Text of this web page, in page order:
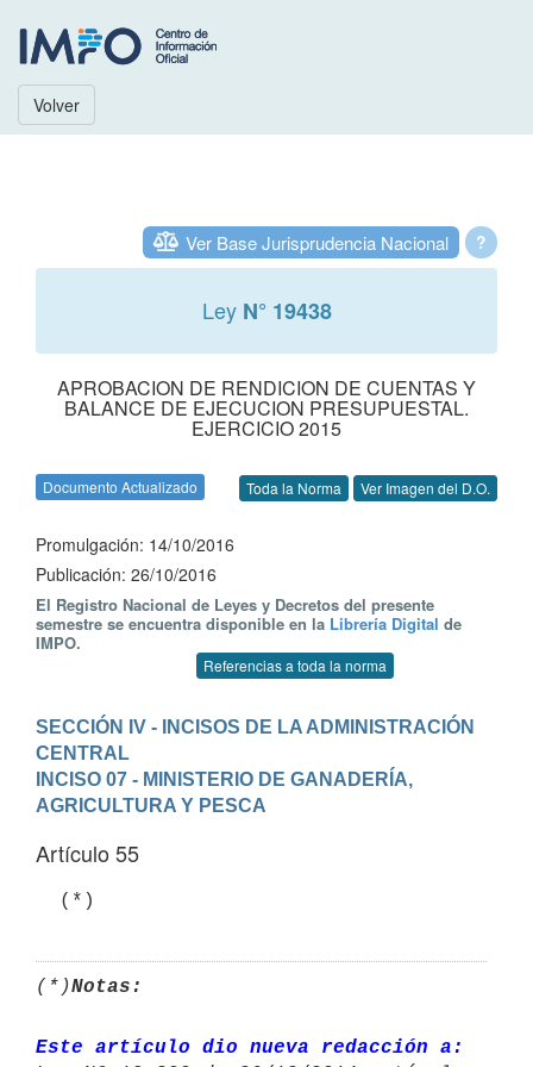
Volver
?
Ver Base Jurisprudencia Nacional
Ley N° 19438
APROBACION DE RENDICION DE CUENTAS Y
BALANCE DE EJECUCION PRESUPUESTAL.
EJERCICIO 2015
Documento Actualizado Toda la Norma Ver Imagen del D.O.
Promulgación: 14/10/2016
Publicación: 26/10/2016
El Registro Nacional de Leyes y Decretos del presente
semestre se encuentra disponible en la Librería Digital de
IMPO.
Referencias a toda la norma
SECCIÓN IV - INCISOS DE LA ADMINISTRACIÓN
CENTRAL
INCISO 07 - MINISTERIO DE GANADERÍA,
AGRICULTURA Y PESCA
Artículo 55
  (*)
(*)Notas:
Este artículo dio nueva redacción a: